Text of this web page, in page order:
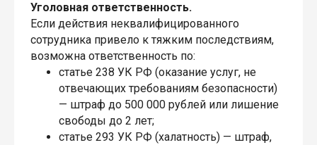
Уголовная ответственность.
Если действия неквалифицированного
сотрудника привело к тяжким последствиям,
возможна ответственность по:
статье 238 УК РФ (оказание услуг, не
отвечающих требованиям безопасности)
— штраф до 500 000 рублей или лишение
свободы до 2 лет;
статье 293 УК РФ (халатность) — штраф,